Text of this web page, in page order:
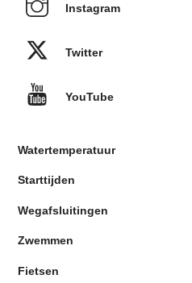
Instagram
Twitter
YouTube
Watertemperatuur
Starttijden
Wegafsluitingen
Zwemmen
Fietsen